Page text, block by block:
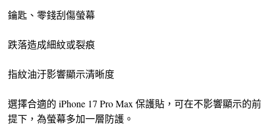
鑰匙、零錢刮傷螢幕
跌落造成細紋或裂痕
指紋油汙影響顯示清晰度
選擇合適的 iPhone 17 Pro Max 保護貼，可在不影響顯示的前
提下，為螢幕多加一層防護。